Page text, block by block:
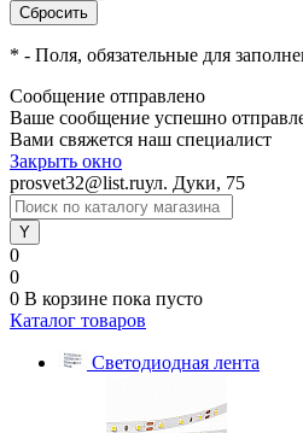
* - Поля, обязательные для
Сообщение отправлено
Ваше сообщение успешно
Вами свяжется наш специалист
Закрыть окно
prosvet32@list.ruул. Дуки, 75
0
0
0 В корзине пока пусто
Каталог товаров
Светодиодная лента